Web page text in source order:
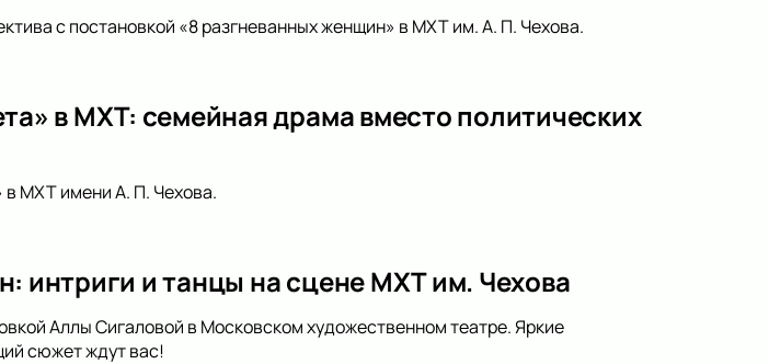
с постановкой «8 разгневанных женщин» в МХТ им. А. П. Чехова.
в МХТ: семейная драма вместо политических
в МХТ имени А. П. Чехова.
интриги и танцы на сцене МХТ им. Чехова
Аллы Сигаловой в Московском художественном театре. Яркие
сюжет ждут вас!